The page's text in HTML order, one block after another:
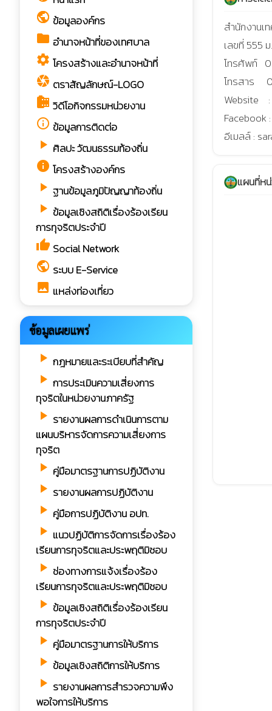
public ข้อมูลองค์กร
folder อำนาจหน้าที่ของเทศบาล
settings โครงสร้างและอำนาจหน้าที่
camera ตราสัญลักษณ์-LOGO
camera_roll วิดีโอกิจกรรมหน่วยงาน
info_outline ข้อมูลการติดต่อ
play_arrow ศิลปะ วัฒนธรรมท้องถิ่น
info โครงสร้างองค์กร
play_arrow ฐานข้อมูลภูมิปัญญาท้องถิ่น
play_arrow ข้อมูลเชิงสถิติเรื่องร้องเรียน
การทุจริตประจำปี
thumb_up Social Network
public ระบบ E-Service
image แหล่งท่องเที่ยว
ข้อมูลเผยแพร่
play_arrow กฎหมายและระเบียบที่สำคัญ
play_arrow การประเมินความเสี่ยงการ
ทุจริตในหน่วยงานภาครัฐ
play_arrow รายงานผลการดำเนินการตาม
แผนบริหารจัดการความเสี่ยงการ
ทุจริต
play_arrow คู่มือมาตรฐานการปฏิบัติงาน
play_arrow รายงานผลการปฏิบัติงาน
play_arrow คู่มือการปฏิบัติงาน อปท.
play_arrow แนวปฏิบัติการจัดการเรื่องร้อง
เรียนการทุจริตและประพฤติมิชอบ
play_arrow ช่องทางการแจ้งเรื่องร้อง
เรียนการทุจริตและประพฤติมิชอบ
play_arrow ข้อมูลเชิงสถิติเรื่องร้องเรียน
การทุจริตประจำปี
play_arrow คู่มือมาตรฐานการให้บริการ
play_arrow ข้อมูลเชิงสถิติการให้บริการ
play_arrow รายงานผลการสำรวจความพึง
พอใจการให้บริการ
สำนักงานเ
เลขที่ 555
โทรศัพท์
โทรสาร
Website
Facebook
อีเมลล์ :
แผนที่ห